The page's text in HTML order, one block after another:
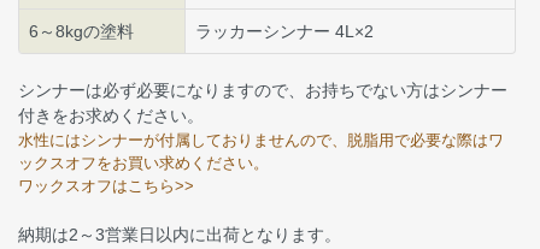
6～8kgの塗料 ラッカーシンナー 4L×2
シンナーは必ず必要になりますので、お持ちでない方はシンナー
付きをお求めください。
水性にはシンナーが付属しておりませんので、脱脂用で必要な際はワ
ックスオフをお買い求めください。
ワックスオフはこちら>>
納期は2～3営業日以内に出荷となります。